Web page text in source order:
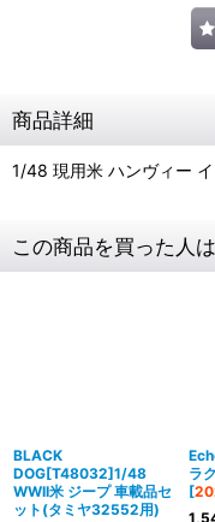
商品詳細
1/48 現用米 ハンヴィー
この商品を買った人
BLACK
DOG[T48032]1/48
WWII米 ジープ 車載品セ
ット(タミヤ32552用)
ラ
[